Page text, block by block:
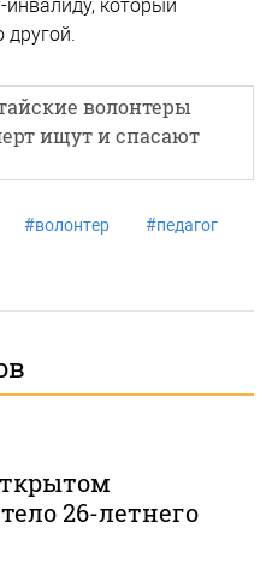
инвалиду, который
волонтеры
ищут и спасают
#волонтер #педагог
26-летнего